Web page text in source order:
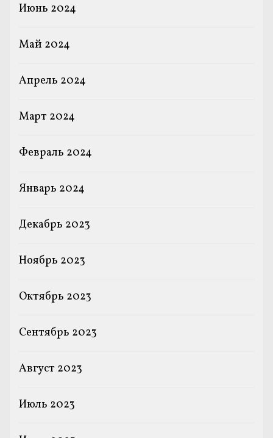
Июнь 2024
Май 2024
Апрель 2024
Март 2024
Февраль 2024
Январь 2024
Декабрь 2023
Ноябрь 2023
Октябрь 2023
Сентябрь 2023
Август 2023
Июль 2023